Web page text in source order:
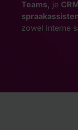
Teams, je
zowel interne